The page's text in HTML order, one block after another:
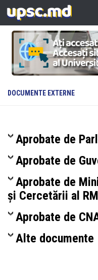
Skip to content
DOCUMENTE EXTERNE
Aprobate de
Aprobate de
Aprobate de
și Cercetării al RM
Aprobate de
Alte documente